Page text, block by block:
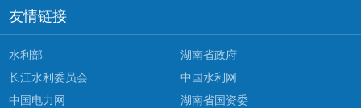
友情链接
水利部
湖南省政府
长江水利委员会
中国水利网
中国电力网
湖南省国资委